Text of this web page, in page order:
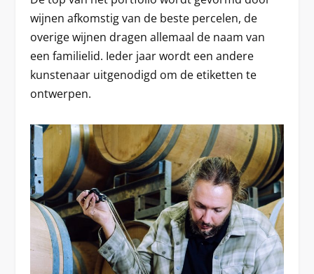
wijnen afkomstig van de beste percelen, de
overige wijnen dragen allemaal de naam van
een familielid. Ieder jaar wordt een andere
kunstenaar uitgenodigd om de etiketten te
ontwerpen.